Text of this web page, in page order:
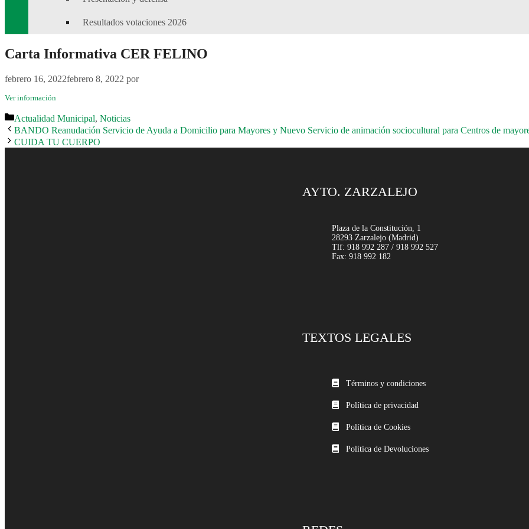
Resultados votaciones 2026
Carta Informativa CER FELINO
febrero 16, 2022febrero 8, 2022 por
Ver información
Categorías
Actualidad Municipal, Noticias
BANDO Reanudación Servicio de Ayuda a Domicilio para Mayores y Nuevo Servicio de animación sociocultural para Centros de
CUIDA TU CUERPO
AYTO. ZARZALEJO
Plaza de la Constitución, 1
28293 Zarzalejo (Madrid)
Tlf: 918 992 287 / 918 992 527
Fax: 918 992 182
TEXTOS LEGALES
Términos y condiciones
Política de privacidad
Política de Cookies
Política de Devoluciones